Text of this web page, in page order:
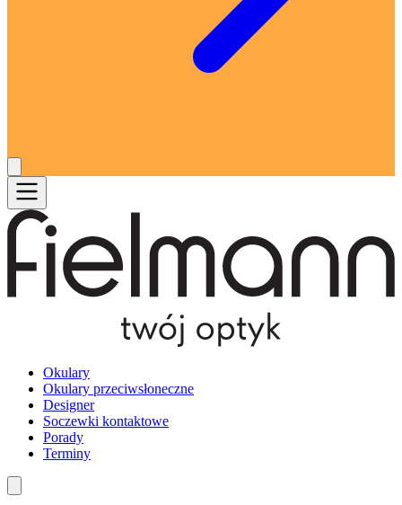
Okulary
Okulary przeciwsłoneczne
Designer
Soczewki kontaktowe
Porady
Terminy